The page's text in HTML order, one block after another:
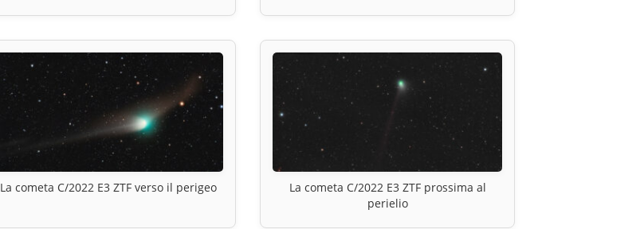
La cometa C/2022 E3 ZTF verso il perigeo
La cometa C/2022 E3 ZTF prossima al
perielio